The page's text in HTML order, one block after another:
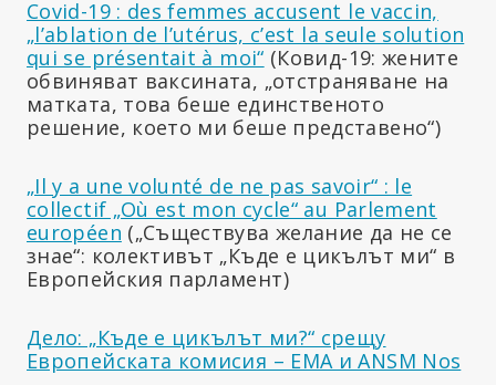
Covid-19 : des femmes accusent le vaccin,
„l’ablation de l’utérus, c’est la seule solution
qui se présentait à moi“ (Ковид-19: жените
обвиняват ваксината, „отстраняване на
матката, това беше единственото
решение, което ми беше представено“)
„Il y a une volunté de ne pas savoir“ : le
collectif „Où est mon cycle“ au Parlement
européen („Съществува желание да не се
знае“: колективът „Къде е цикълът ми“ в
Европейския парламент)
Дело: „Къде е цикълът ми?“ срещу
Европейската комисия – EMA и ANSM Nos